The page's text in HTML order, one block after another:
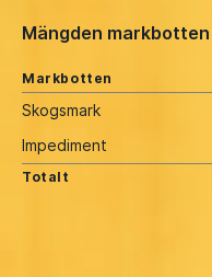
Mängden markbotten
Markbotten
Skogsmark
Impediment
Totalt